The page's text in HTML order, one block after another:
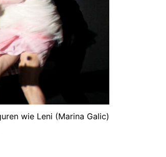
wie Leni (Marina Galic)